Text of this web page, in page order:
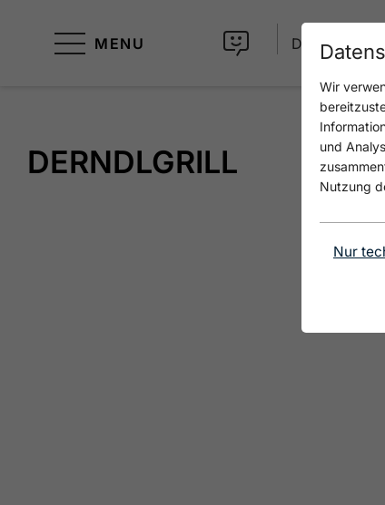
MENU DE
DERNDLGRILL
Wir
und
Nutzung
Nur